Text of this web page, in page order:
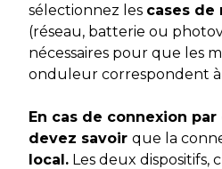
sélectionnez les cases de
(réseau, batterie ou
nécessaires pour que les
onduleur correspondent
En cas de connexion
devez savoir que la
local. Les deux dispositifs,